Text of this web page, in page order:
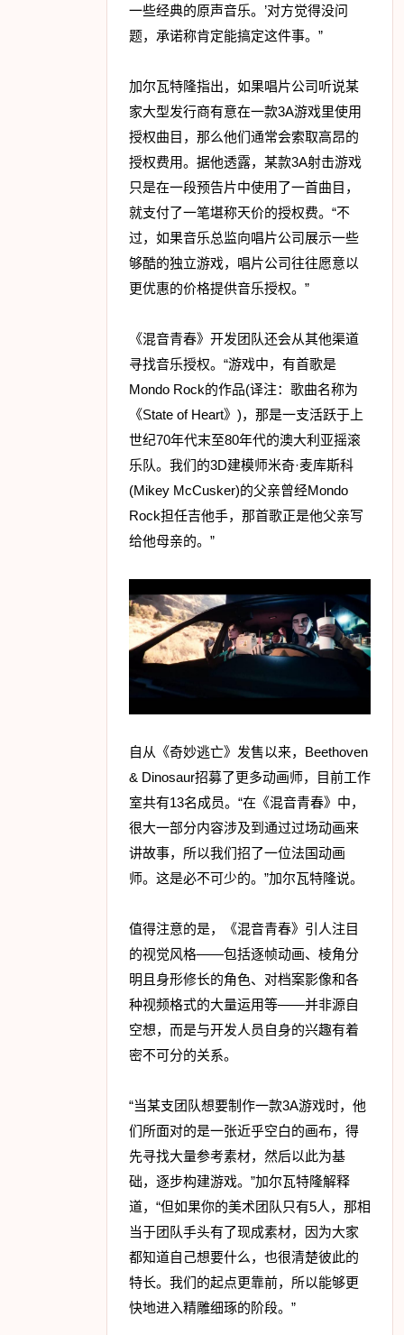
一些经典的原声音乐。’对方觉得没问
题，承诺称肯定能搞定这件事。”
加尔瓦特隆指出，如果唱片公司听说某
家大型发行商有意在一款3A游戏里使用
授权曲目，那么他们通常会索取高昂的
授权费用。据他透露，某款3A射击游戏
只是在一段预告片中使用了一首曲目，
就支付了一笔堪称天价的授权费。“不
过，如果音乐总监向唱片公司展示一些
够酷的独立游戏，唱片公司往往愿意以
更优惠的价格提供音乐授权。”
《混音青春》开发团队还会从其他渠道
寻找音乐授权。“游戏中，有首歌是
Mondo Rock的作品(译注：歌曲名称为
《State of Heart》)，那是一支活跃于上
世纪70年代末至80年代的澳大利亚摇滚
乐队。我们的3D建模师米奇·麦库斯科
(Mikey McCusker)的父亲曾经Mondo
Rock担任吉他手，那首歌正是他父亲写
给他母亲的。”
自从《奇妙逃亡》发售以来，Beethoven
& Dinosaur招募了更多动画师，目前工作
室共有13名成员。“在《混音青春》中，
很大一部分内容涉及到通过过场动画来
讲故事，所以我们招了一位法国动画
师。这是必不可少的。”加尔瓦特隆说。
值得注意的是，《混音青春》引人注目
的视觉风格——包括逐帧动画、棱角分
明且身形修长的角色、对档案影像和各
种视频格式的大量运用等——并非源自
空想，而是与开发人员自身的兴趣有着
密不可分的关系。
“当某支团队想要制作一款3A游戏时，他
们所面对的是一张近乎空白的画布，得
先寻找大量参考素材，然后以此为基
础，逐步构建游戏。”加尔瓦特隆解释
道，“但如果你的美术团队只有5人，那相
当于团队手头有了现成素材，因为大家
都知道自己想要什么，也很清楚彼此的
特长。我们的起点更靠前，所以能够更
快地进入精雕细琢的阶段。”